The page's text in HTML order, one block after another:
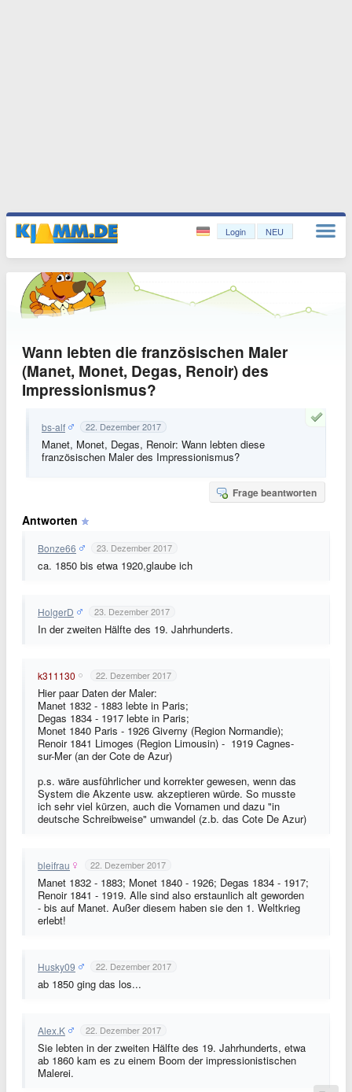
Login NEU
Wann lebten die französischen Maler
(Manet, Monet, Degas, Renoir) des
Impressionismus?
bs-alf 22. Dezember 2017
Manet, Monet, Degas, Renoir: Wann lebten diese
französischen Maler des Impressionismus?
Frage beantworten
Antworten
Bonze66 23. Dezember 2017
ca. 1850 bis etwa 1920,glaube ich
HolgerD 23. Dezember 2017
In der zweiten Hälfte des 19. Jahrhunderts.
k311130 22. Dezember 2017
Hier paar Daten der Maler:
Manet 1832 - 1883 lebte in Paris;
Degas 1834 - 1917 lebte in Paris;
Monet 1840 Paris - 1926 Giverny (Region Normandie);
Renoir 1841 Limoges (Region Limousin) - 1919 Cagnes-
sur-Mer (an der Cote de Azur)
p.s. wäre ausführlicher und korrekter gewesen, wenn das
System die Akzente usw. akzeptieren würde. So musste
ich sehr viel kürzen, auch die Vornamen und dazu "in
deutsche Schreibweise" umwandel (z.b. das Cote De Azur)
bleifrau 22. Dezember 2017
Manet 1832 - 1883; Monet 1840 - 1926; Degas 1834 - 1917;
Renoir 1841 - 1919. Alle sind also erstaunlich alt geworden
- bis auf Manet. Außer diesem haben sie den 1. Weltkrieg
erlebt!
Husky09 22. Dezember 2017
ab 1850 ging das los...
Alex.K 22. Dezember 2017
Sie lebten in der zweiten Hälfte des 19. Jahrhunderts, etwa
ab 1860 kam es zu einem Boom der impressionistischen
Malerei.